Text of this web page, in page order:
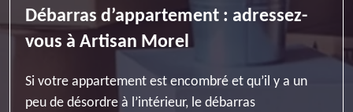
Débarras d’appartement : adressez-
vous à Artisan Morel
Si votre appartement est encombré et qu’il y a un
peu de désordre à l’intérieur, le débarras